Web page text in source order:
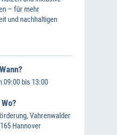
– für mehr
und nachhaltigen
Wann?
09:00 bis 13:00
Wo?
Vahrenwalder
Hannover